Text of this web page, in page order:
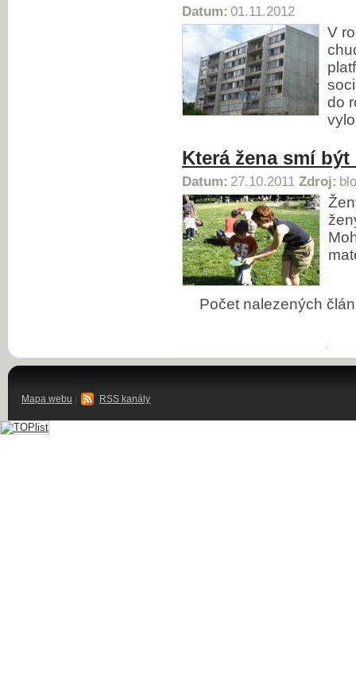
Datum: 01.11.2012
V
do
Která žena smí
Datum: 27.10.2011 Zdroj:
Počet nalezených
Mapa webu RSS kanály